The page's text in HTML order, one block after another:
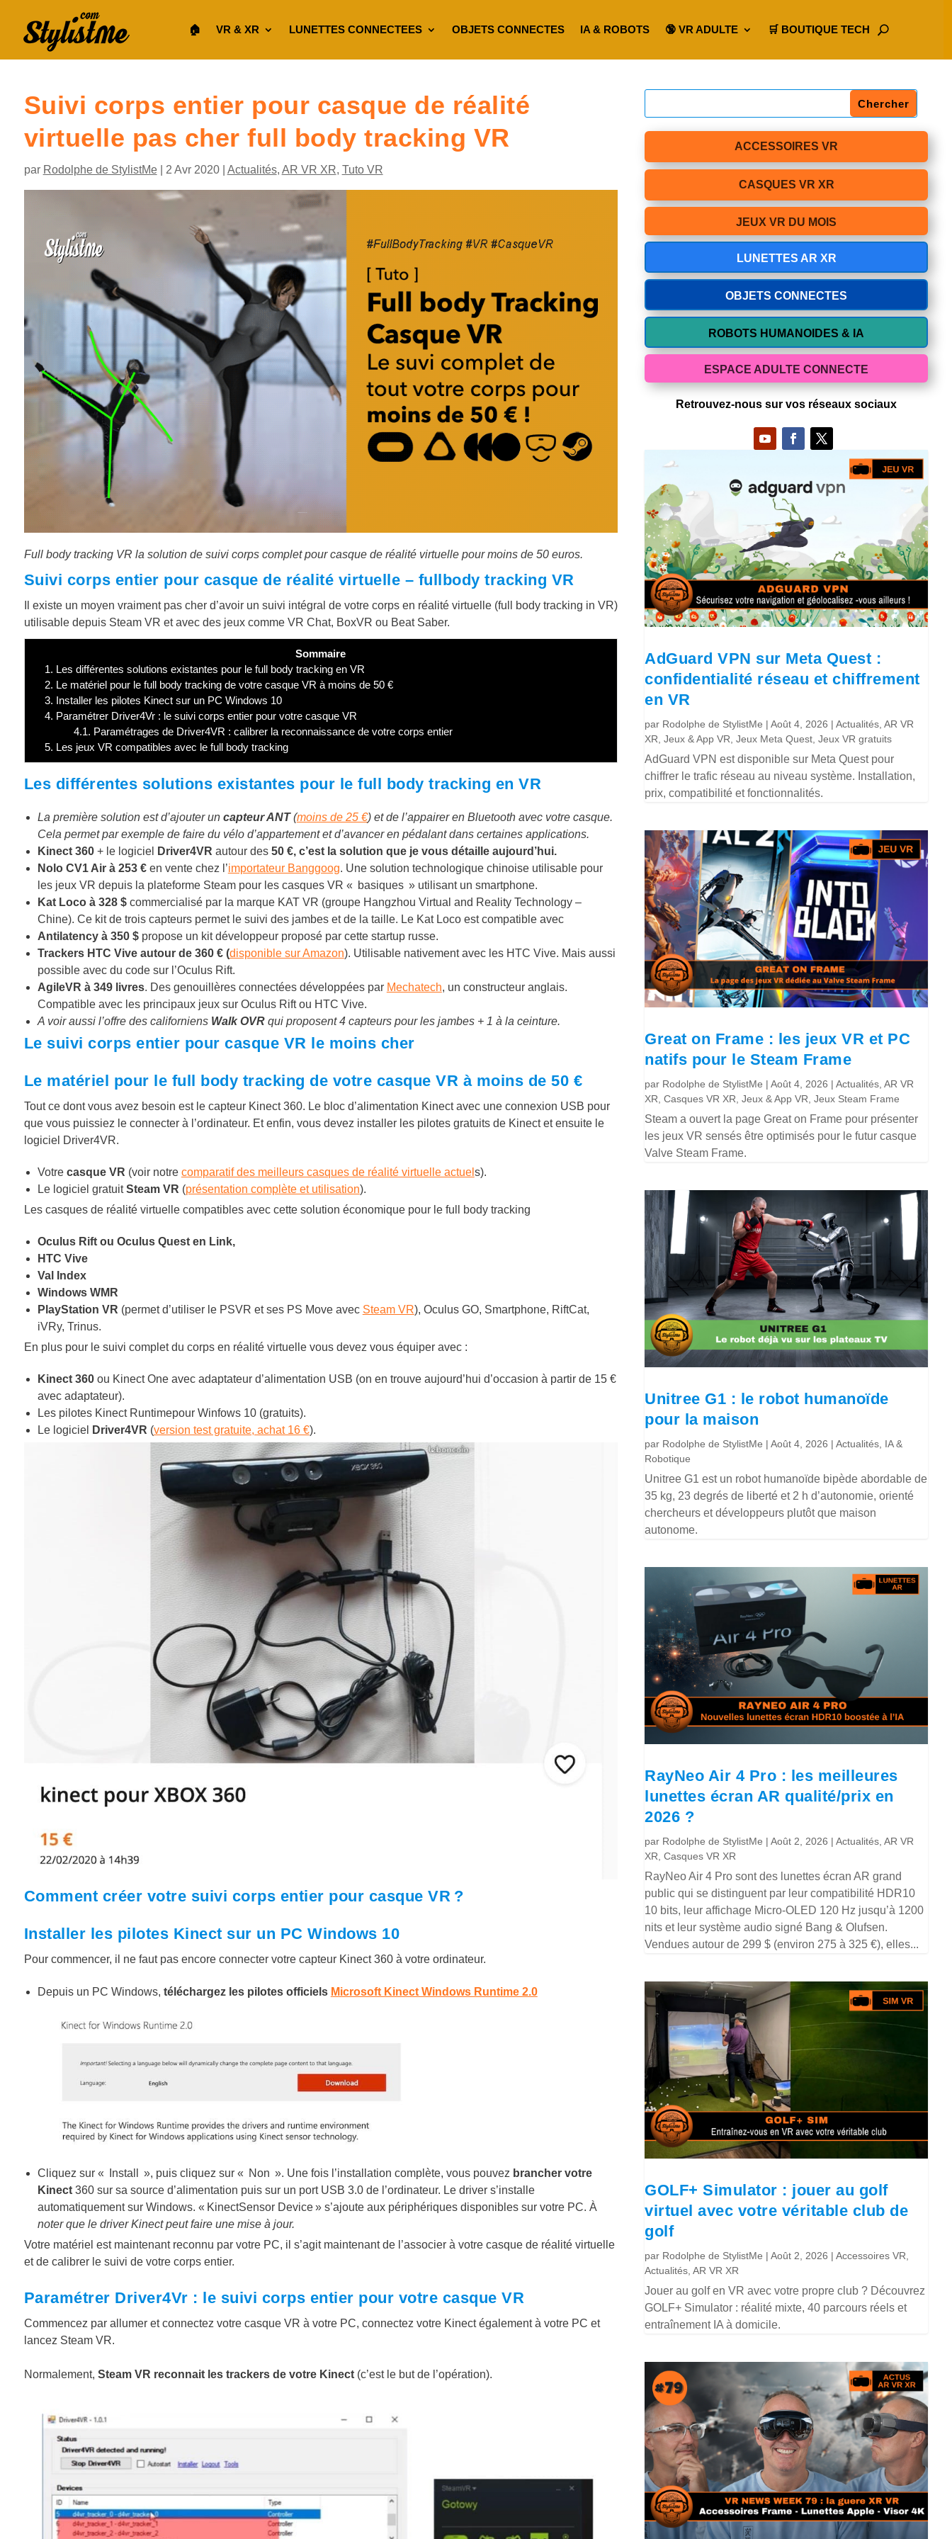
🏠︎ VR & XR LUNETTES CONNECTEES OBJETS CONNECTES IA & ROBOTS 🔞 VR ADULTE 🛒 BOUTIQUE TECH
Suivi corps entier pour casque de réalité
virtuelle pas cher full body tracking VR
par Rodolphe de StylistMe| 2 Avr 2020| Actualités, AR VR XR, Tuto VR
Full body tracking VR la solution de suivi corps complet pour casque de réalité virtuelle pour moins de 50 euros.
Suivi corps entier pour casque de réalité virtuelle – fullbody tracking VR
Il existe un moyen vraiment pas cher d’avoir un suivi intégral de votre corps en réalité virtuelle (full body tracking in VR)
utilisable depuis Steam VR et avec des jeux comme VR Chat, BoxVR ou Beat Saber.
Sommaire
1. Les différentes solutions existantes pour le full body tracking en VR
2. Le matériel pour le full body tracking de votre casque VR à moins de 50 €
3. Installer les pilotes Kinect sur un PC Windows 10
4. Paramétrer Driver4Vr : le suivi corps entier pour votre casque VR
4.1. Paramétrages de Driver4VR : calibrer la reconnaissance de votre corps entier
5. Les jeux VR compatibles avec le full body tracking
Les différentes solutions existantes pour le full body tracking en VR
La première solution est d’ajouter un capteur ANT(moins de 25 €) et de l’appairer en Bluetooth avec votre casque.
Cela permet par exemple de faire du vélo d’appartement et d’avancer en pédalant dans certaines applications.
Kinect 360+ le logiciel Driver4VR autour des50 €, c’est la solution que je vous détaille aujourd’hui.
Nolo CV1 Air à 253 € en vente chez l’importateur Banggoog. Une solution technologique chinoise utilisable pour
les jeux VR depuis la plateforme Steam pour les casques VR « basiques » utilisant un smartphone.
Kat Loco à 328 $commercialisé par la marque KAT VR (groupe Hangzhou Virtual and Reality Technology –
Chine). Ce kit de trois capteurs permet le suivi des jambes et de la taille. Le Kat Loco est compatible avec
Antilatency à 350 $propose un kit développeur proposé par cette startup russe.
Trackers HTC Vive autour de 360 € (disponible sur Amazon). Utilisable nativement avec les HTC Vive. Mais aussi
possible avec du code sur l’Oculus Rift.
AgileVR à 349 livres. Des genouillères connectées développées par Mechatech, un constructeur anglais.
Compatible avec les principaux jeux sur Oculus Rift ou HTC Vive.
A voir aussi l’offre des californiens Walk OVRqui proposent 4 capteurs pour les jambes + 1 à la ceinture.
Le suivi corps entier pour casque VR le moins cher
Le matériel pour le full body tracking de votre casque VR à moins de 50 €
Tout ce dont vous avez besoin est le capteur Kinect 360. Le bloc d’alimentation Kinect avec une connexion USB pour
que vous puissiez le connecter à l’ordinateur. Et enfin, vous devez installer les pilotes gratuits de Kinect et ensuite le
logiciel Driver4VR.
Votre casque VR (voir notre comparatif des meilleurs casques de réalité virtuelle actuel s).
Le logiciel gratuitSteam VR (présentation complète et utilisation).
Les casques de réalité virtuelle compatibles avec cette solution économique pour le full body tracking
Oculus Rift ou Oculus Quest en Link,
HTC Vive
Val Index
Windows WMR
PlayStation VR (permet d’utiliser le PSVR et ses PS Move avec Steam VR), Oculus GO, Smartphone, RiftCat,
iVRy, Trinus.
En plus pour le suivi complet du corps en réalité virtuelle vous devez vous équiper avec :
Kinect 360ou Kinect One avec adaptateur d’alimentation USB (on en trouve aujourd’hui d’occasion à partir de 15 €
avec adaptateur).
Les pilotes Kinect Runtimepour Winfows 10 (gratuits).
Le logiciel
Driver4VR (version test gratuite, achat 16 €).
Comment créer votre suivi corps entier pour casque VR ?
Installer les pilotes Kinect sur un PC Windows 10
Pour commencer, il ne faut pas encore connecter votre capteur Kinect 360 à votre ordinateur.
Depuis un PC Windows, téléchargez les pilotes officiels Microsoft Kinect Windows Runtime 2.0
Cliquez sur « Install », puis cliquez sur « Non ». Une fois l’installation complète, vous pouvez brancher votre
Kinect360 sur sa source d’alimentation puis sur un port USB 3.0 de l’ordinateur. Le driver s’installe
automatiquement sur Windows. « KinectSensor Device » s’ajoute aux périphériques disponibles sur votre PC. À
noter que le driver Kinect peut faire une mise à jour.
Votre matériel est maintenant reconnu par votre PC, il s’agit maintenant de l’associer à votre casque de réalité virtuelle
et de calibrer le suivi de votre corps entier.
Paramétrer Driver4Vr : le suivi corps entier pour votre casque VR
Commencez par allumer et connectez votre casque VR à votre PC, connectez votre Kinect également à votre PC et
lancez Steam VR.
Normalement, Steam VR reconnait les trackers de votre Kinect(c’est le but de l’opération).
ACCESSOIRES VR
CASQUES VR XR
JEUX VR DU MOIS
LUNETTES AR XR
OBJETS CONNECTES
ROBOTS HUMANOIDES & IA
ESPACE ADULTE CONNECTE
Retrouvez-nous sur vos réseaux sociaux
AdGuard VPN sur Meta Quest :
confidentialité réseau et chiffrement
en VR
par Rodolphe de StylistMe |Août 4, 2026 |Actualités ,AR VR
XR ,Jeux & App VR ,Jeux Meta Quest ,Jeux VR gratuits
AdGuard VPN est disponible sur Meta Quest pour
chiffrer le trafic réseau au niveau système. Installation,
prix, compatibilité et fonctionnalités.
Great on Frame : les jeux VR et PC
natifs pour le Steam Frame
par Rodolphe de StylistMe |Août 4, 2026 |Actualités ,AR VR
XR ,Casques VR XR ,Jeux & App VR ,Jeux Steam Frame
Steam a ouvert la page Great on Frame pour présenter
les jeux VR sensés être optimisés pour le futur casque
Valve Steam Frame.
Unitree G1 : le robot humanoïde
pour la maison
par Rodolphe de StylistMe |Août 4, 2026 |Actualités IA &
Robotique
Unitree G1 est un robot humanoïde bipède abordable de
35 kg, 23 degrés de liberté et 2 h d’autonomie, orienté
chercheurs et développeurs plutôt que maison
autonome.
RayNeo Air 4 Pro : les meilleures
lunettes écran AR qualité/prix en
2026 ?
par Rodolphe de StylistMe |Août 2, 2026 |Actualités ,AR VR
XR ,Casques VR XR
RayNeo Air 4 Pro sont des lunettes écran AR grand
public qui se distinguent par leur compatibilité HDR10
10 bits, leur affichage Micro-OLED 120 Hz jusqu’à 1200
nits et leur système audio signé Bang & Olufsen.
Vendues autour de 299 $ (environ 275 à 325 €), elles...
GOLF+ Simulator : jouer au golf
virtuel avec votre véritable club de
golf
par Rodolphe de StylistMe |Août 2, 2026 |Accessoires VR
Actualités ,AR VR XR
Jouer au golf en VR avec votre propre club ? Découvrez
GOLF+ Simulator : réalité mixte, 40 parcours réels et
entraînement IA à domicile.